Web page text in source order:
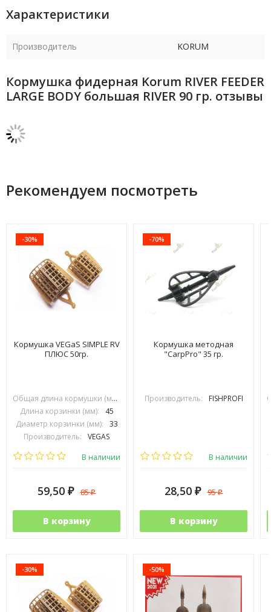
Характеристики
Производитель KORUM
Кормушка фидерная Korum RIVER FEEDER
LARGE BODY большая RIVER 90 гр. отзывы
Рекомендуем посмотреть
-30%
Кормушка VEGaS SIMPLE RV
ПЛЮС 50гр.
Общая длина кормушки (мм):
Длина корзинки (мм):
45
Диаметр корзинки (мм):
33
Производитель:
VEGAS
В наличии
59,50 ₽ 85₽
В корзину
-70%
Кормушка методная
"CarpPro" 35 гр.
Производитель: FISHPROFI
В наличии
28,50 ₽ 95₽
В корзину
-30% -50%